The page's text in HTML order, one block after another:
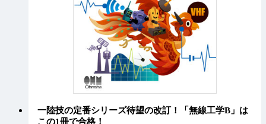
一陸技の定番シリーズ待望の改訂！「無線工学B」は
この1冊で合格！